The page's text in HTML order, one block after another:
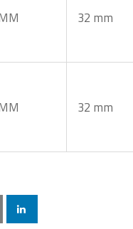
32 mm
32 mm